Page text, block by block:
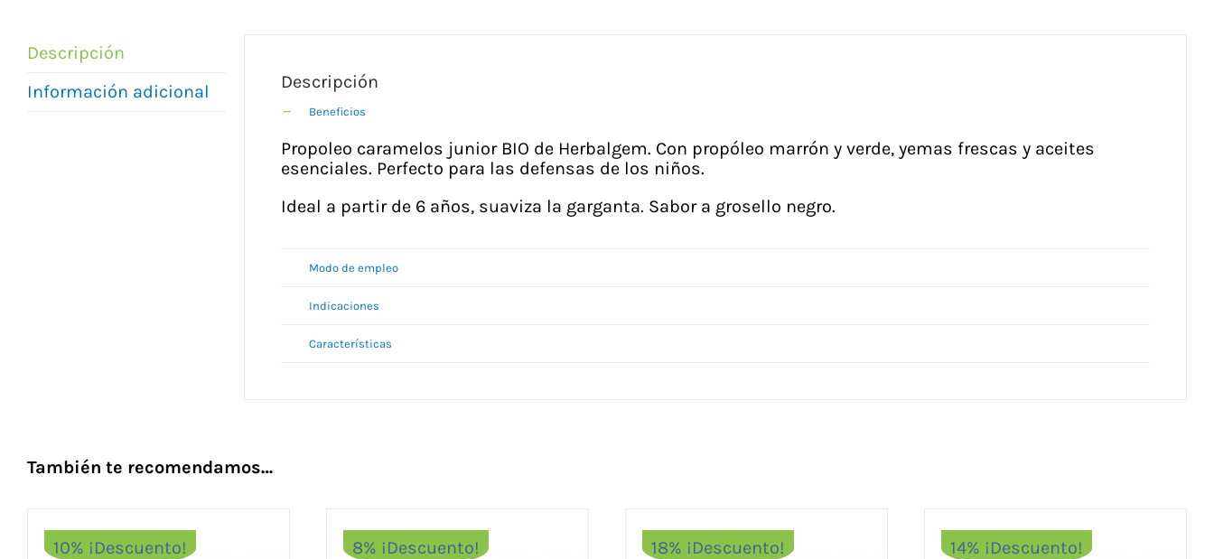
Descripción
Información adicional
Descripción
Beneficios
Propoleo caramelos junior BIO de Herbalgem. Con propóleo marrón y verde, yemas frescas y aceites
esenciales. Perfecto para las defensas de los niños.
Ideal a partir de 6 años, suaviza la garganta. Sabor a grosello negro.
Modo de empleo
Indicaciones
Características
También te recomendamos…
10% ¡Descuento! 8% ¡Descuento! 18% ¡Descuento! 14% ¡Descuento!